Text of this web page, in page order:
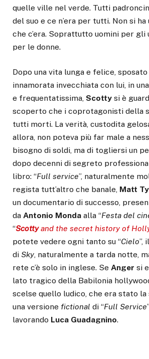
quelle ville nel verde. Tutti
del suo e ce n’era per tutti. Non si ha
che c’era. Soprattutto uomini per gli
per le donne.
Dopo una vita lunga e felice, sposato
innamorata invecchiata con lui, in
e frequentatissima, Scotty si è
scoperto che i coprotagonisti della
tutti morti. La verità, custodita
allora, non poteva più far male a
bisogno di soldi, ma di togliersi un
dopo decenni di segreto
libro: “Full service”, naturalmente
regista tutt’altro che banale, Matt
un documentario di successo,
da Antonio Monda alla “Festa del
“Scottyand the secret history of
potete vedere ogni tanto su “Cielo”,
di Sky, naturalmente a tarda notte,
rete c’è solo in inglese. Se Anger si
lato tragico della Babilonia
scelse quello ludico, che era stato la
una versione fictional di “Full Service
lavorando Luca Guadagnino.